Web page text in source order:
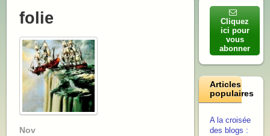
folie
Nov
Cliquez
ici pour
vous
abonner
Articles
populaires
A la croisée
des blogs :